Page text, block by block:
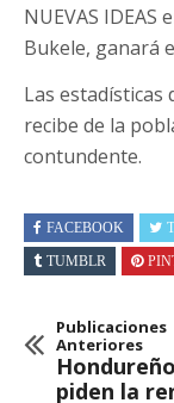
NUEVAS IDEAS
Bukele, ganará
Las estadísticas
recibe de la
contundente.
FACEBOOK
TUMBLR
Publicaciones
Anteriores
piden la